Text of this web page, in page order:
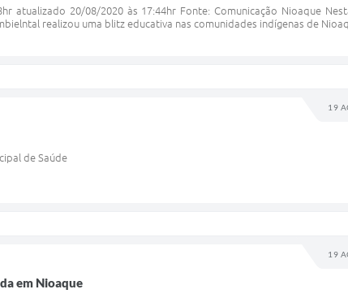
atualizado 20/08/2020 às 17:44hr Fonte: Comunicação Nioaque
realizou uma blitz educativa nas comunidades indígenas de
19
de Saúde
19
em Nioaque